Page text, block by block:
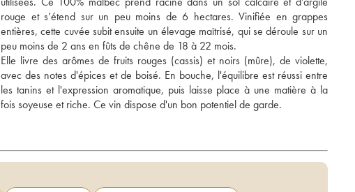
rouge et s’étend sur un peu moins de 6 hectares. Vinifiée en grappes
entières, cette cuvée subit ensuite un élevage maîtrisé, qui se déroule sur un
peu moins de 2 ans en fûts de chêne de 18 à 22 mois.
Elle livre des arômes de fruits rouges (cassis) et noirs (mûre), de violette,
avec des notes d'épices et de boisé. En bouche, l'équilibre est réussi entre
les tanins et l'expression aromatique, puis laisse place à une matière à la
fois soyeuse et riche. Ce vin dispose d'un bon potentiel de garde.